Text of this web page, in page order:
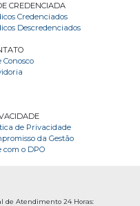
CREDENCIADA
Credenciados
Descredenciados
Conosco
de Privacidade
da Gestão
com o DPO
de Atendimento 24 Horas: